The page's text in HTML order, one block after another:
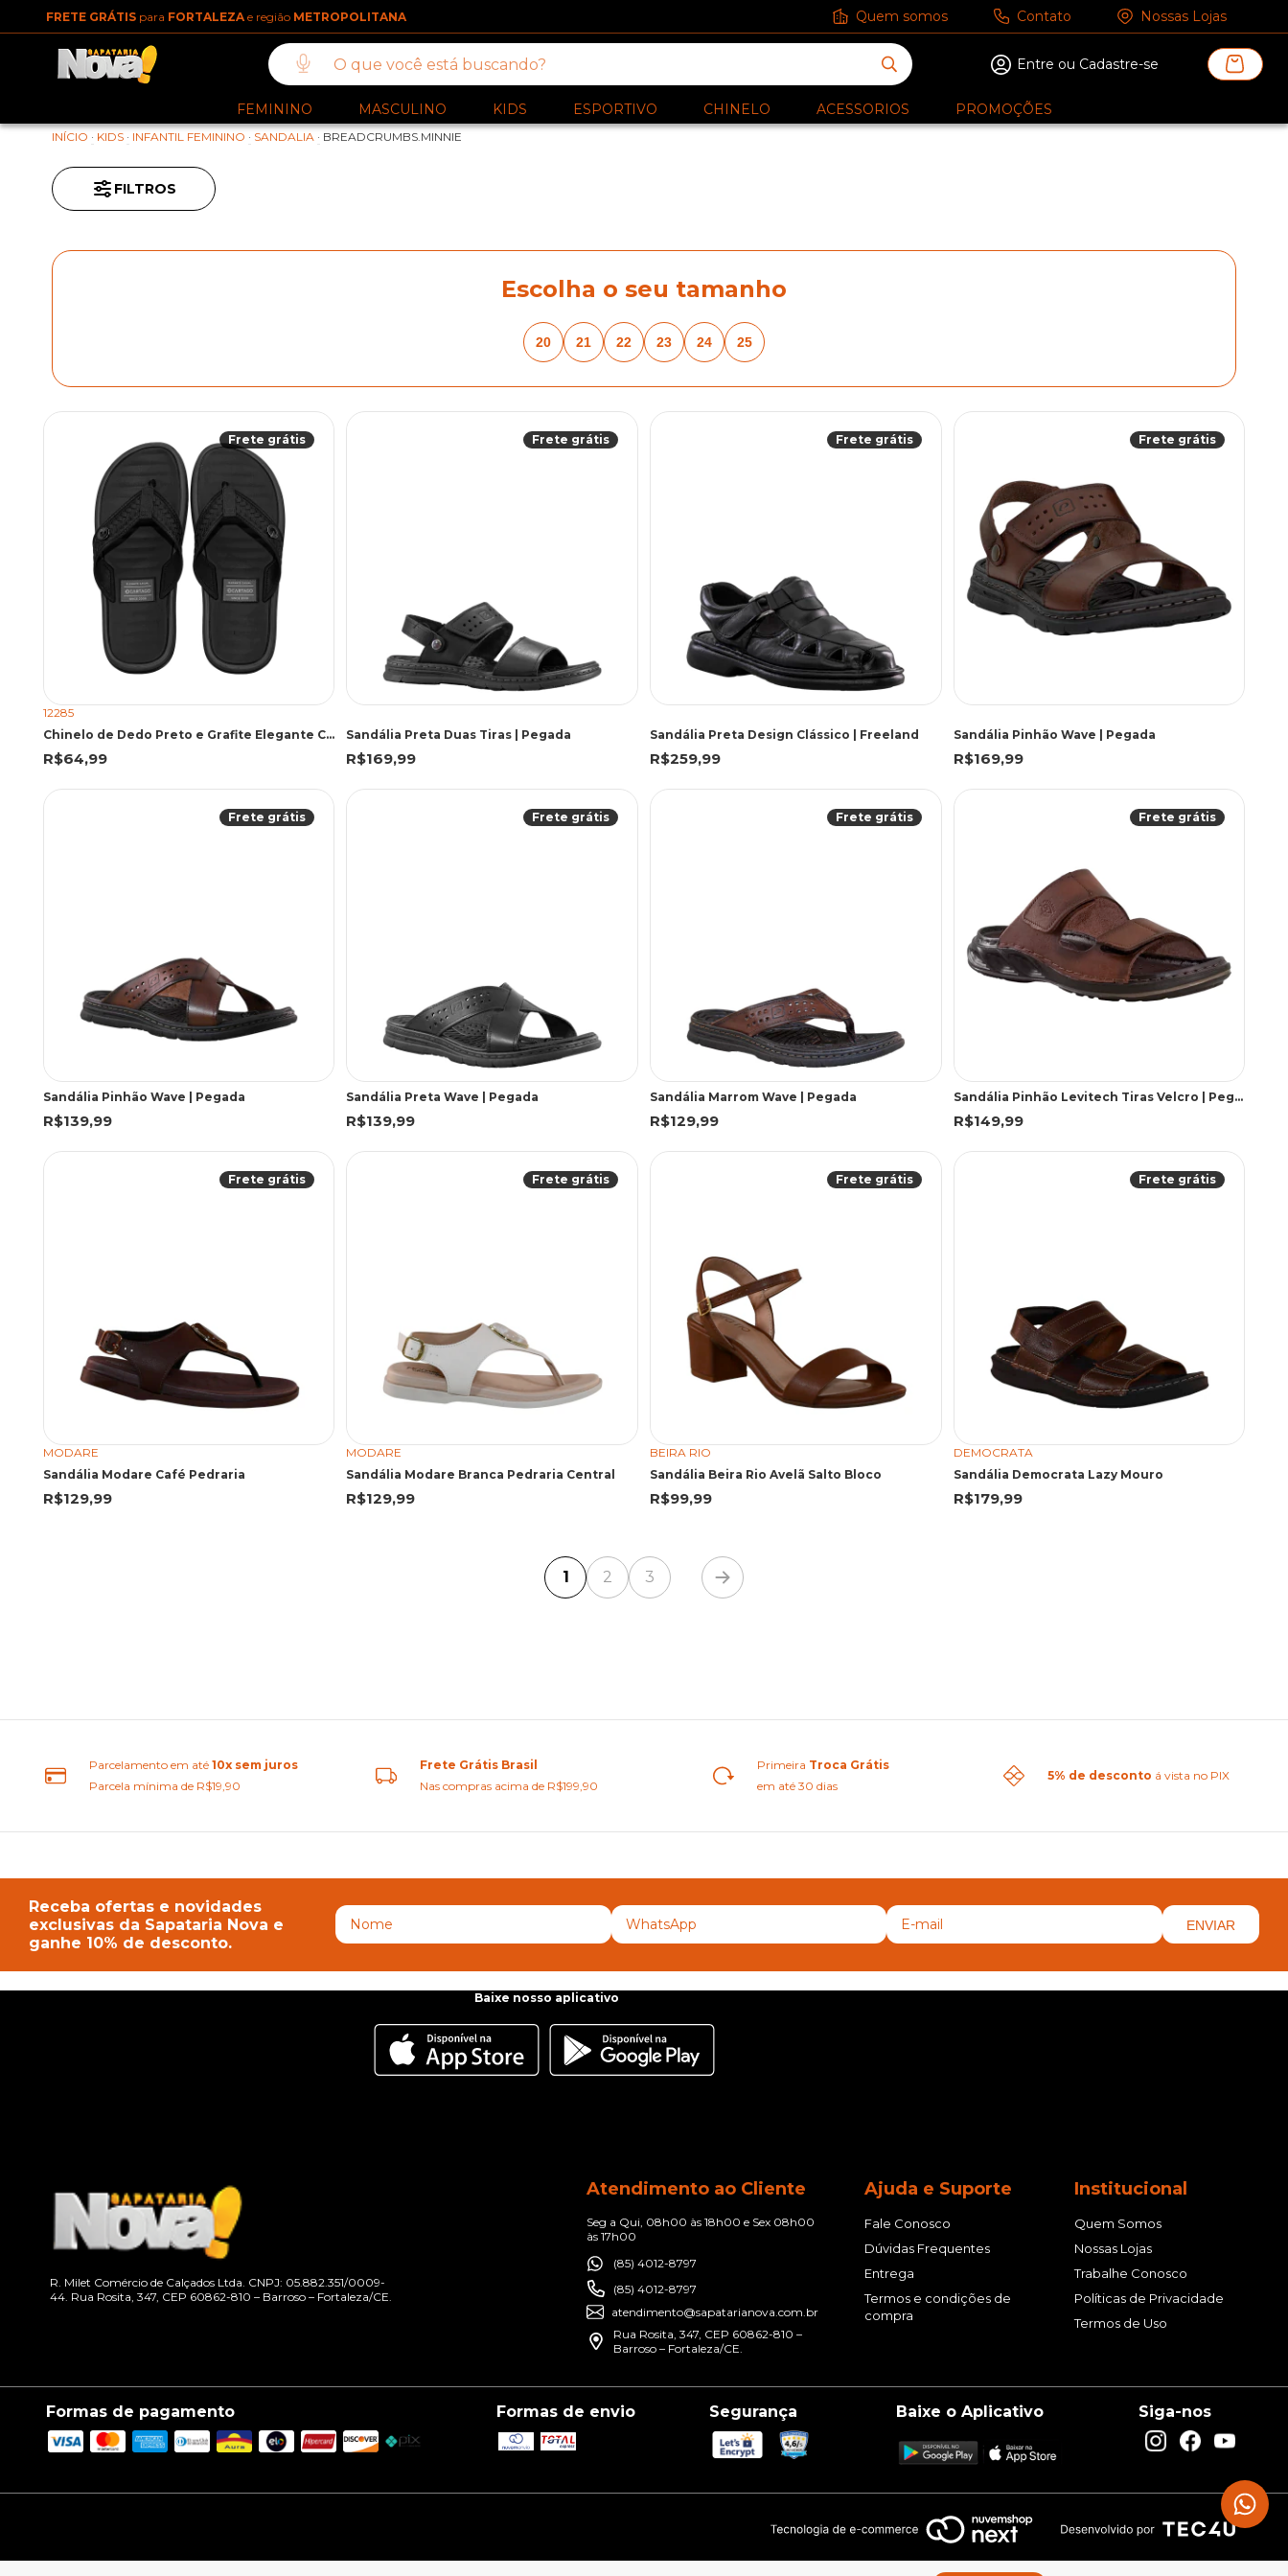
FRETE GRÁTIS para FORTALEZA e região METROPOLITANA Quem somos Contato Nossas Lojas
Entre ou Cadastre-se
FEMININO MASCULINO KIDS ESPORTIVO CHINELO ACESSORIOS PROMOÇÕES
INÍCIO · KIDS · INFANTIL FEMININO · SANDALIA · BREADCRUMBS.MINNIE
FILTROS
Escolha o seu tamanho
20 21 22 23 24 25
Frete grátis
12285
Chinelo de Dedo Preto e Grafite Elegante Casual | Cartago
R$64,99
Frete grátis
Sandália Preta Duas Tiras | Pegada
R$169,99
Frete grátis
Sandália Preta Design Clássico | Freeland
R$259,99
Frete grátis
Sandália Pinhão Wave | Pegada
R$169,99
Frete grátis
Sandália Pinhão Wave | Pegada
R$139,99
Frete grátis
Sandália Preta Wave | Pegada
R$139,99
Frete grátis
Sandália Marrom Wave | Pegada
R$129,99
Frete grátis
Sandália Pinhão Levitech Tiras Velcro | Pegada
R$149,99
Frete grátis
MODARE
Sandália Modare Café Pedraria
R$129,99
Frete grátis
MODARE
Sandália Modare Branca Pedraria Central
R$129,99
Frete grátis
BEIRA RIO
Sandália Beira Rio Avelã Salto Bloco
R$99,99
Frete grátis
DEMOCRATA
Sandália Democrata Lazy Mouro
R$179,99
1 2 3
Parcelamento em até10x sem juros
Parcela mínima de R$19,90
Frete Grátis Brasil
Nas compras acima de R$199,90
Primeira Troca Grátis
em até 30 dias
5% de desconto á vista no PIX
Receba ofertas e novidades
exclusivas da Sapataria Nova e
ganhe 10% de desconto.
ENVIAR
Baixe nosso aplicativo
R. Milet Comércio de Calçados Ltda. CNPJ: 05.882.351/0009-
44. Rua Rosita, 347, CEP 60862-810 – Barroso – Fortaleza/CE.
Atendimento ao Cliente
Seg a Qui, 08h00 às 18h00 e Sex 08h00
às 17h00
(85) 4012-8797
(85) 4012-8797
atendimento@sapatarianova.com.br
Rua Rosita, 347, CEP 60862-810 –
Barroso – Fortaleza/CE.
Ajuda e Suporte
Fale Conosco
Dúvidas Frequentes
Entrega
Termos e condições de
compra
Institucional
Quem Somos
Nossas Lojas
Trabalhe Conosco
Políticas de Privacidade
Termos de Uso
Formas de pagamento Formas de envio Segurança Baixe o Aplicativo Siga-nos